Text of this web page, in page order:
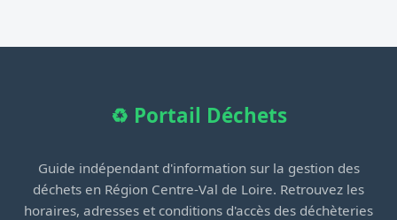
♻️ Portail Déchets
Guide indépendant d'information sur la gestion des
déchets en Région Centre-Val de Loire. Retrouvez les
horaires, adresses et conditions d'accès des déchèteries